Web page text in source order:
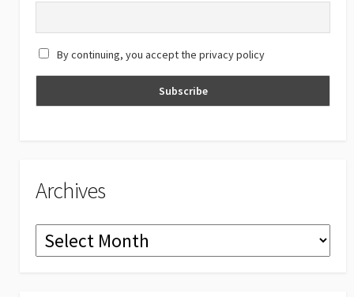
a
n
el
By continuing, you accept the privacy policy
Archives
Archives